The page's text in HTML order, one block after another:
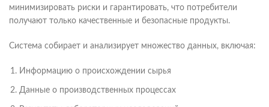
минимизировать риски и гарантировать, что потребители
получают только качественные и безопасные продукты.
Система собирает и анализирует множество данных, включая:
Информацию о происхождении сырья
Данные о производственных процессах